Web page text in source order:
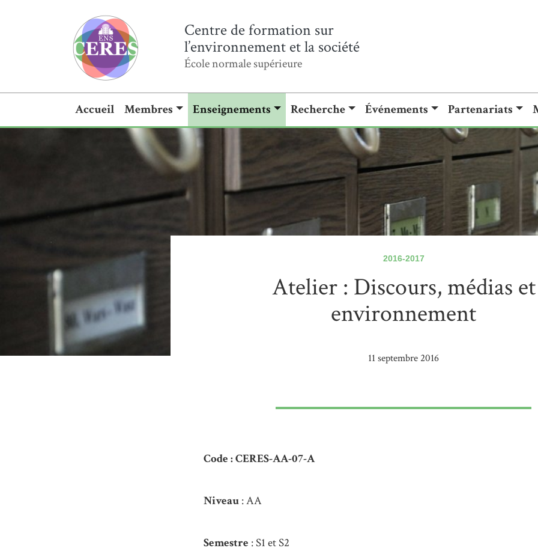
Centre de formation sur
l’environnement et la société
École normale supérieure
Accueil Membres Enseignements Recherche Événements Partenariats
2016-2017
Atelier : Discours, médias et
environnement
11 septembre 2016
Code : CERES-AA-07-A
Niveau : AA
Semestre : S1 et S2